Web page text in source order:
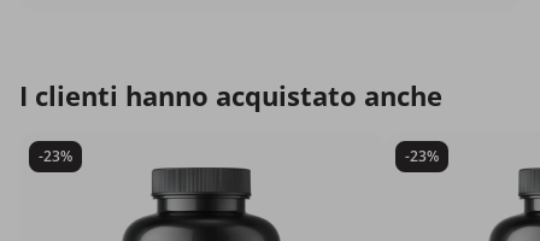
I clienti hanno acquistato anche
-23% -23%